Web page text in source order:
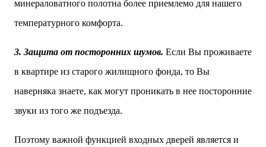
минераловатного полотна более приемлемо для нашего
температурного комфорта.
3. Защита от посторонних шумов. Если Вы проживаете
в квартире из старого жилищного фонда, то Вы
наверняка знаете, как могут проникать в нее посторонние
звуки из того же подъезда.
Поэтому важной функцией входных дверей является и